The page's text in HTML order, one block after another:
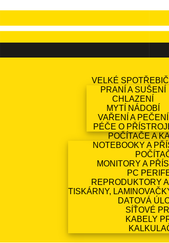
VELKÉ
PRANÍ A SUŠENÍ
CHLAZENÍ
MYTÍ NÁDOBÍ
VAŘENÍ A PEČENÍ
PÉČE O
POČÍTAČE A
NOTEBOOKY A
MONITORY A
PC
REPRODUKTORY
TISKÁRNY,
DATOVÁ
SÍŤOVÉ
KABELY